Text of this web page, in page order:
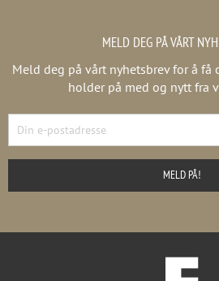
MELD DEG PÅ VÅRT
Meld deg på vårt nyhetsbrev for å få
holder på med og nytt fra